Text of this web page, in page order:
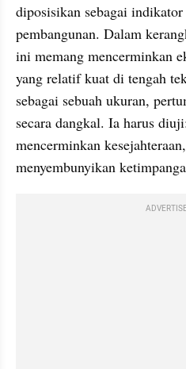
diposisikan sebagai
pembangunan. Dalam
ini memang mencerminkan
yang relatif kuat di tengah
sebagai sebuah ukuran,
secara dangkal. Ia harus
mencerminkan
menyembunyikan